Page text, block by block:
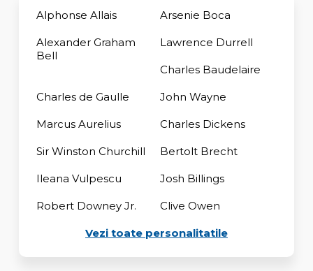
Alphonse Allais Arsenie Boca
Alexander Graham
Bell
Lawrence Durrell
Charles Baudelaire
Charles de Gaulle John Wayne
Marcus Aurelius Charles Dickens
Sir Winston Churchill Bertolt Brecht
Ileana Vulpescu Josh Billings
Robert Downey Jr. Clive Owen
Vezi toate personalitatile